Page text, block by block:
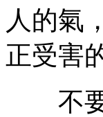
人的氣
正受害
不要